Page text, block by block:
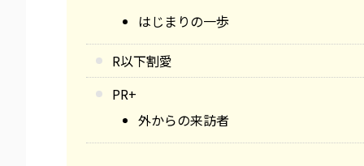
はじまりの一歩
R以下割愛
PR+
外からの来訪者